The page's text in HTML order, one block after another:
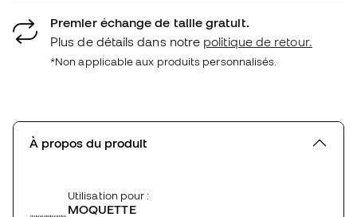
Premier échange de taille gratuit.
Plus de détails dans notre politique de retour.
*Non applicable aux produits personnalisés.
À propos du produit
Utilisation pour :
MOQUETTE